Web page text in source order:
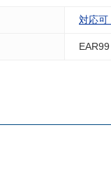
対応可
EAR99